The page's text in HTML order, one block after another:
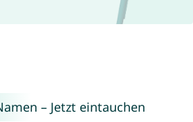
– Jetzt eintauchen